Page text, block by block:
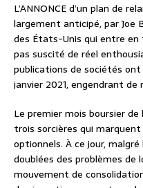
L’ANNONCE d’un plan de
largement anticipé, par Joe
des États-Unis qui entre en
pas suscité de réel
publications de sociétés
janvier 2021, engendrant
Le premier mois boursier de
trois sorcières qui
optionnels. À ce jour,
doublées des problèmes de
mouvement de